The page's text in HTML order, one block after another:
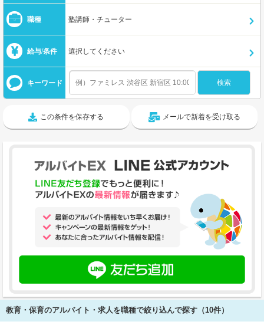
職種 塾講師・チューター
給与/条件 選択してください
キーワード
この条件を保存する メールで新着を受け取る
教育・保育のアルバイト・求人を職種で絞り込んで探す（10件）